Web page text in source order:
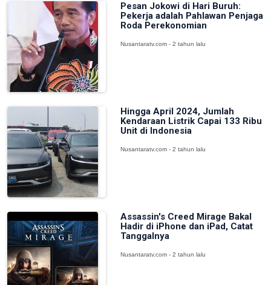
Pesan Jokowi di Hari Buruh:
Pekerja adalah Pahlawan Penjaga
Roda Perekonomian
Nusantaratv.com - 2 tahun lalu
Hingga April 2024, Jumlah
Kendaraan Listrik Capai 133 Ribu
Unit di Indonesia
Nusantaratv.com - 2 tahun lalu
Assassin's Creed Mirage Bakal
Hadir di iPhone dan iPad, Catat
Tanggalnya
Nusantaratv.com - 2 tahun lalu